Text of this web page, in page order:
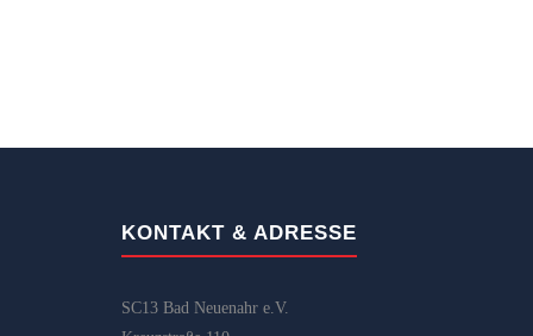
KONTAKT & ADRESSE
SC13 Bad Neuenahr e.V.